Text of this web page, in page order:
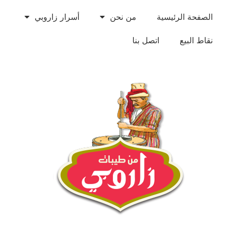
الصفحة الرئيسية من نحن أسرار زاروبي
نقاط البيع اتصل بنا